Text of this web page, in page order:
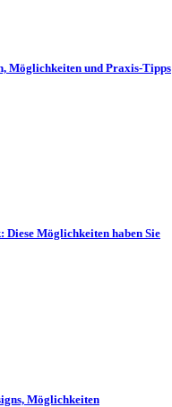
Möglichkeiten und Praxis-Tipps
Möglichkeiten haben Sie
Möglichkeiten